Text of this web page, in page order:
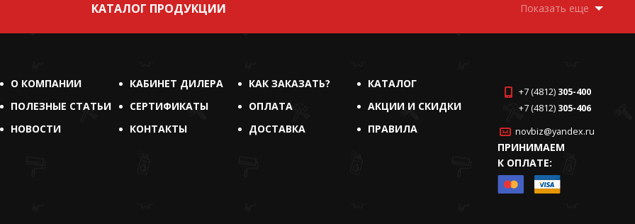
КАТАЛОГ ПРОДУКЦИИ Показать еще
О КОМПАНИИ
КАБИНЕТ ДИЛЕРА
ПОЛЕЗНЫЕ СТАТЬИ
СЕРТИФИКАТЫ
НОВОСТИ
КОНТАКТЫ
КАК ЗАКАЗАТЬ?
КАТАЛОГ
ОПЛАТА
АКЦИИ И СКИДКИ
ДОСТАВКА
ПРАВИЛА
+7 (4812) 305-400
+7 (4812) 305-406
novbiz@yandex.ru
ПРИНИМАЕМ
К ОПЛАТЕ: